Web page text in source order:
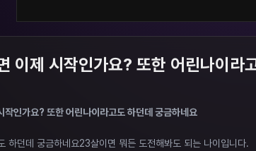
이제 시작인가요? 또한 어린나이라
인가요? 또한 어린나이라고도 하던데 궁금하네요
하던데 궁금하네요23살이면 뭐든 도전해봐도 되는 나이입니다.